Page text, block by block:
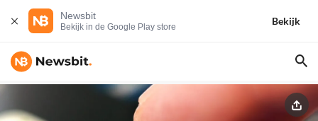
Newsbit
Bekijk in de Google Play store
Bekijk